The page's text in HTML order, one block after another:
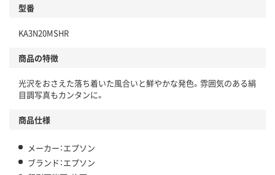
型番
KA3N20MSHR
商品の特徴
光沢をおさえた落ち着いた風合いと鮮やかな発色。雰囲気のある絹
目調写真もカンタンに。
商品仕様
メーカー：エプソン
ブランド：エプソン